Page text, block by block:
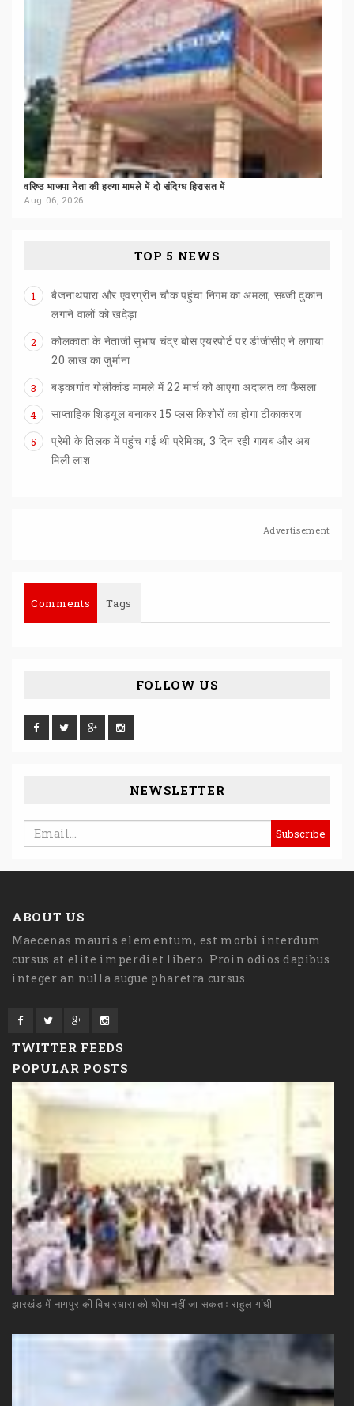
वरिष्ठ भाजपा नेता की हत्या मामले में दो संदिग्ध हिरासत में
Aug 06, 2026
TOP 5 NEWS
1
बैजनाथपारा और एवरग्रीन चौक पहुंचा निगम का अमला, सब्जी दुकान
लगाने वालों को खदेड़ा
2
कोलकाता के नेताजी सुभाष चंद्र बोस एयरपोर्ट पर डीजीसीए ने लगाया
20 लाख का जुर्माना
3 बड़कागांव गोलीकांड मामले में22 मार्च कोआएगाअदालत का फैसला
4 साप्ताहिकशिड्यूलबनाकर 15 प्लसकिशोरों काहोगाटीकाकरण
5
प्रेमी के तिलक में पहुंच गई थी प्रेमिका, 3 दिन रही गायब और अब
मिली लाश
Advertisement
Comments Tags
FOLLOW US
NEWSLETTER
ABOUT US
Maecenas mauris elementum, est morbi interdum
cursus at elite imperdiet libero. Proin odios dapibus
integer an nulla augue pharetra cursus.
TWITTER FEEDS
POPULAR POSTS
झारखंड में नागपुर की विचारधारा को थोपा नहीं जा सकताः राहुल गांधी